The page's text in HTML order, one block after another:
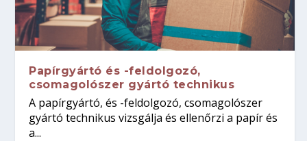
Papírgyártó és -feldolgozó,
csomagolószer gyártó technikus
A papírgyártó, és -feldolgozó, csomagolószer
gyártó technikus vizsgálja és ellenőrzi a papír és
a...